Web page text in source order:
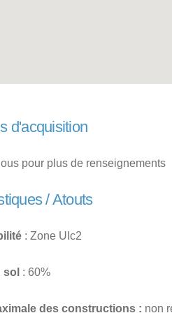
d'acquisition
pour plus de renseignements
/ Atouts
: Zone UIc2
: 60%
des constructions : non